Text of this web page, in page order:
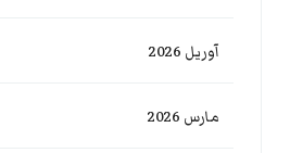
آوریل 2026
مارس 2026